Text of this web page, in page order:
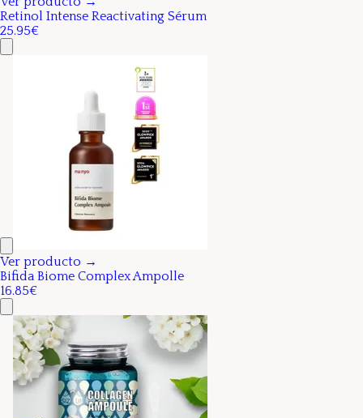
Retinol Intense Reactivating Sérum
25.95€
Ver producto →
Bifida Biome Complex Ampolle
16.85€